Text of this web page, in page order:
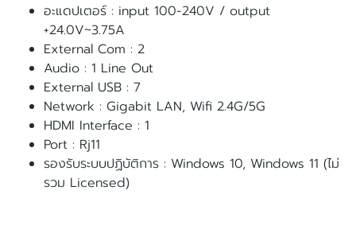
อะแดปเตอร์ : input 100-240V / output
+24.0V~3.75A
External Com : 2
Audio : 1 Line Out
External USB : 7
Network : Gigabit LAN, Wifi 2.4G/5G
HDMI Interface : 1
Port : Rj11
รองรับระบบปฏิบัติการ : Windows 10, Windows 11 (ไม่
รวม Licensed)